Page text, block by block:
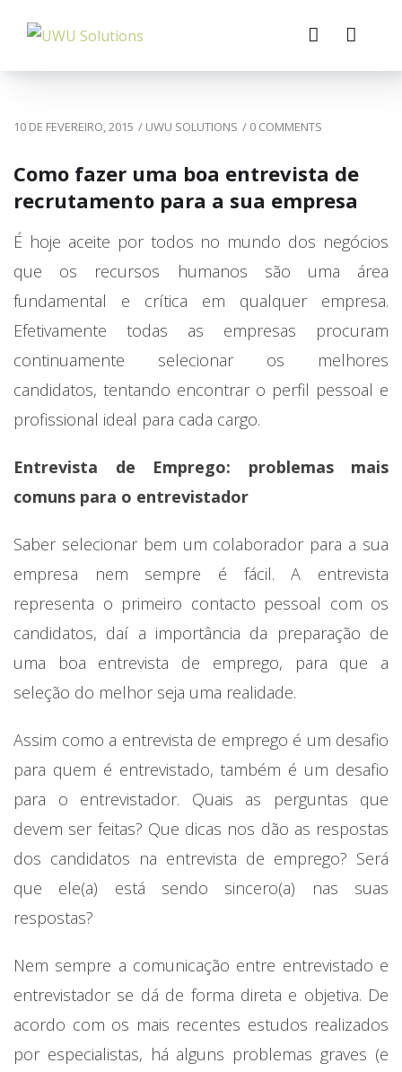
10 DE FEVEREIRO, 2015 / UWU SOLUTIONS / 0 COMMENTS
Como fazer uma boa entrevista de
recrutamento para a sua empresa
É hoje aceite por todos no mundo dos negócios
que os recursos humanos são uma área
fundamental e crítica em qualquer empresa.
Efetivamente todas as empresas procuram
continuamente selecionar os melhores
candidatos, tentando encontrar o perfil pessoal e
profissional ideal para cada cargo.
Entrevista de Emprego: problemas mais
comuns para o entrevistador
Saber selecionar bem um colaborador para a sua
empresa nem sempre é fácil. A entrevista
representa o primeiro contacto pessoal com os
candidatos, daí a importância da preparação de
uma boa entrevista de emprego, para que a
seleção do melhor seja uma realidade.
Assim como a entrevista de emprego é um desafio
para quem é entrevistado, também é um desafio
para o entrevistador. Quais as perguntas que
devem ser feitas? Que dicas nos dão as respostas
dos candidatos na entrevista de emprego? Será
que ele(a) está sendo sincero(a) nas suas
respostas?
Nem sempre a comunicação entre entrevistado e
entrevistador se dá de forma direta e objetiva. De
acordo com os mais recentes estudos realizados
por especialistas, há alguns problemas graves (e